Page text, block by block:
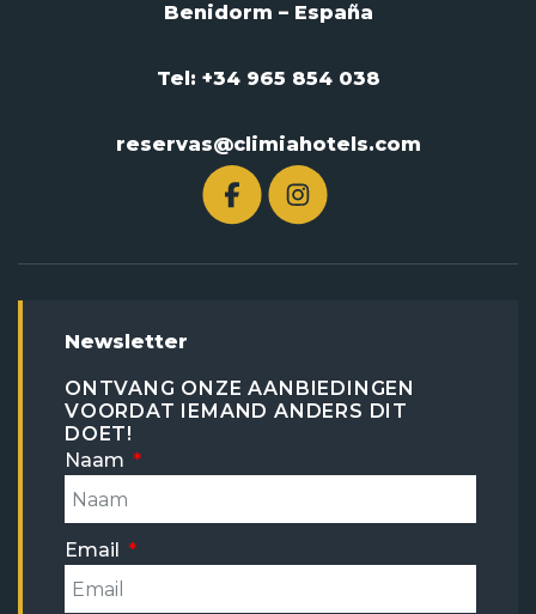
Benidorm – España
Tel: +34 965 854 038
reservas@climiahotels.com
Newsletter
ONTVANG ONZE AANBIEDINGEN
VOORDAT IEMAND ANDERS DIT
DOET!
Naam
Email